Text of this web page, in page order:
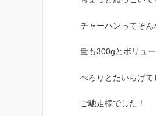
チャーハンってそん
量も300gとボリュー
ぺろりとたいらげて
ご馳走様でした！